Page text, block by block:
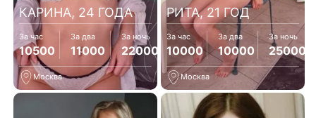
КАРИНА, 24 ГОДА
За час
10500
За два
11000
За ночь
22000
Москва
РИТА, 21 ГОД
За час
10000
За два
10000
За ночь
25000
Москва